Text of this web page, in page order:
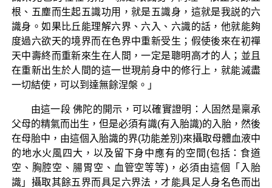
根、五塵而生起五識功用，就是五識身，這就是我説的六
識身。如果比丘能理解六界、六入、六識的話，他就能夠
度過六欲天的境界而在色界中重新受生；假使後來在初禪
天中壽終而重新來生在人間，一定是聰明高才的人；並且
在重新出生於人間的這一世現前身中的修行上，就能滅盡
一切結使，可以到達無餘涅槃。」
由這一段 佛陀的開示，可以確實證明：人固然是稟承
父母的精氣而出生，但是必須有識(有入胎識)的入胎，然後
在母胎中，由這個入胎識的界(功能差別)來攝取母體血液中
的地水火風四大，以及留下身中應有的空間(包括：食道
空、胸腔空、腸胃空、血管空等等)，必須由這個「入胎
識」攝取其餘五界而具足六界法，才能具足人身名色而出